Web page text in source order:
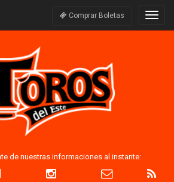
Comprar Boletas
de nuestras informaciones al instante: